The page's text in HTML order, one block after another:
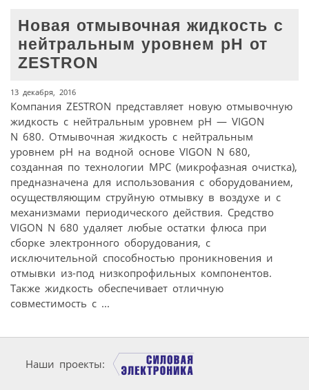
Новая отмывочная жидкость с
нейтральным уровнем pH от
ZESTRON
13 декабря, 2016
Компания ZESTRON представляет новую отмывочную
жидкость с нейтральным уровнем pH — VIGON
N 680. Отмывочная жидкость с нейтральным
уровнем pH на водной основе VIGON N 680,
созданная по технологии MPC (микрофазная очистка),
предназначена для использования с оборудованием,
осуществляющим струйную отмывку в воздухе и с
механизмами периодического действия. Средство
VIGON N 680 удаляет любые остатки флюса при
сборке электронного оборудования, с
исключительной способностью проникновения и
отмывки из-под низкопрофильных компонентов.
Также жидкость обеспечивает отличную
совместимость с ...
Наши проекты: